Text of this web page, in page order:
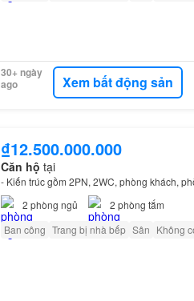
30+ ngày
ago
Xem bất động sản
₫12.500.000.000
Căn hộ tại
- Kiến trúc gồm 2PN, 2WC, phòng khách,
2 phòng ngủ 2 phòng tắm
Ban công Trang bị nhà bếp Sân Không